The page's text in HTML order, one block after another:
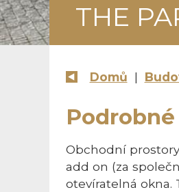
THE
Domů |
Obchodní
add on (za
otevíratelná okna.